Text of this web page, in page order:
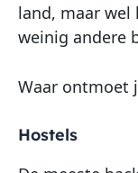
land, maar
weinig andere
Waar ontmoet
Hostels